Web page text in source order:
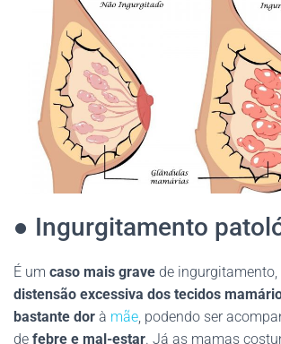
● Ingurgitamento
É um caso mais grave de ingurgitamento,
distensão excessiva dos tecidos
bastante dor à mãe, podendo ser
de febre e mal-estar. Já as mamas